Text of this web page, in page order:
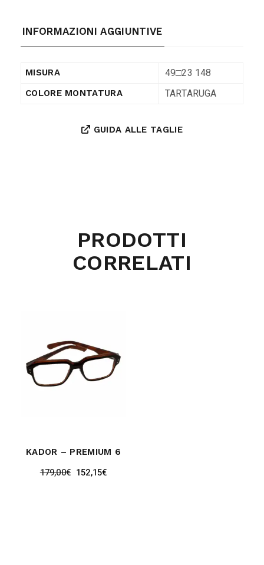
INFORMAZIONI AGGIUNTIVE
MISURA 49□23 148
COLORE MONTATURA TARTARUGA
GUIDA ALLE TAGLIE
PRODOTTI
CORRELATI
KADOR – PREMIUM 6
179,00€ 152,15€